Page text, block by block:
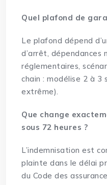
Quel plafond de
Le plafond dépend
d’arrêt, dépendances
réglementaires,
chain : modélise 2 à 3
extrême).
Que change
sous 72 heures ?
L’indemnisation est
plainte dans le délai
du Code des